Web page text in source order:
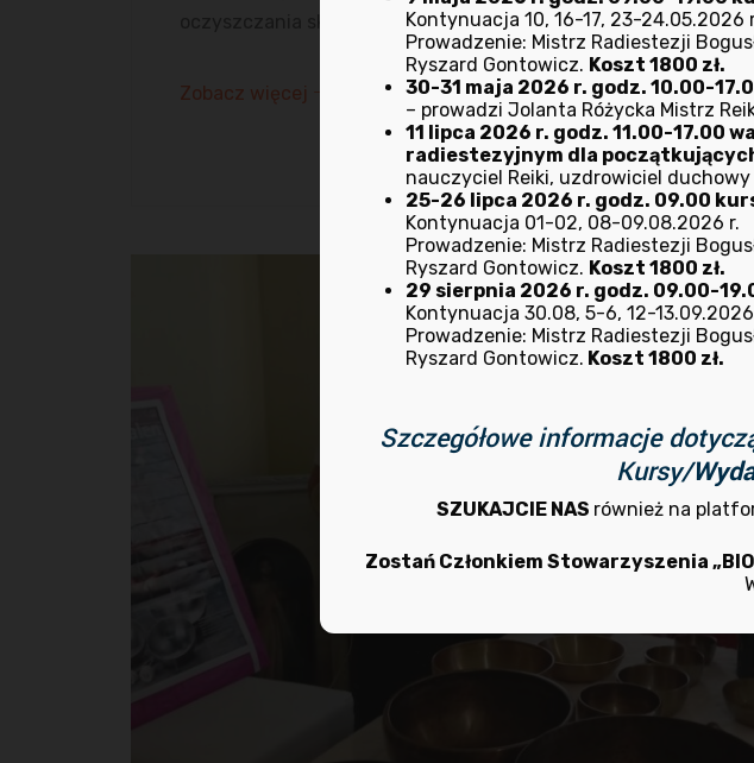
oczyszczania skóry dla Panów…
Zobacz więcej
Kontynuacja 10, 16-17, 23-24.05.2026
Prowadzenie: Mistrz Radiestezji
Ryszard Gontowicz. Koszt 1800 zł.
30-31 maja 2026 r. godz. 10.00-
– prowadzi Jolanta Różycka Mistrz
11 lipca 2026 r. godz. 11.00-17.00
radiestezyjnym dla
nauczyciel Reiki, uzdrowiciel duchowy
25-26 lipca 2026 r. godz. 09.00
Kontynuacja 01-02, 08-09.08.2026 r.
Prowadzenie: Mistrz Radiestezji
Ryszard Gontowicz. Koszt 1800 zł.
29 sierpnia 2026 r. godz. 09.00-
Kontynuacja 30.08, 5-6, 12-
Prowadzenie: Mistrz Radiestezji
Ryszard Gontowicz. Koszt 1800 zł.
Szczegółowe informacje
Kursy/
SZUKAJCIE NAS również na
Zostań Członkiem Stowarzyszenia